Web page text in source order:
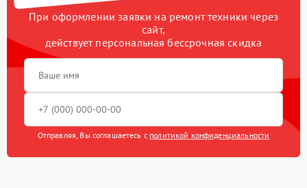
При оформлении заявки на ремонт техники через
сайт,
действует персональная бессрочная скидка
Отправляя, Вы соглашаетесь с политикой конфиденциальности